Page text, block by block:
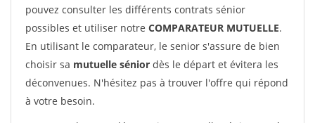
pouvez consulter les différents contrats sénior
possibles et utiliser notre COMPARATEUR MUTUELLE.
En utilisant le comparateur, le senior s'assure de bien
choisir sa mutuelle sénior dès le départ et évitera les
déconvenues. N'hésitez pas à trouver l'offre qui répond
à votre besoin.